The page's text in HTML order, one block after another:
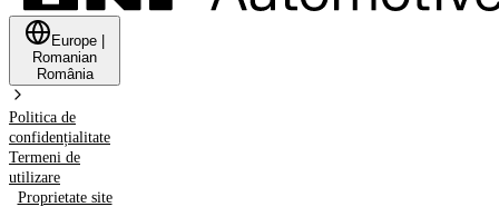
Europe
Romanian
România
Politica de
confidențialitate
Termeni de
utilizare
Proprietate site